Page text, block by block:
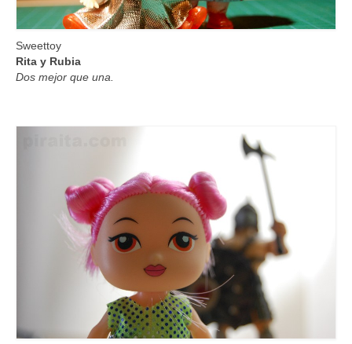
Sweettoy
Rita y Rubia
Dos mejor que una.